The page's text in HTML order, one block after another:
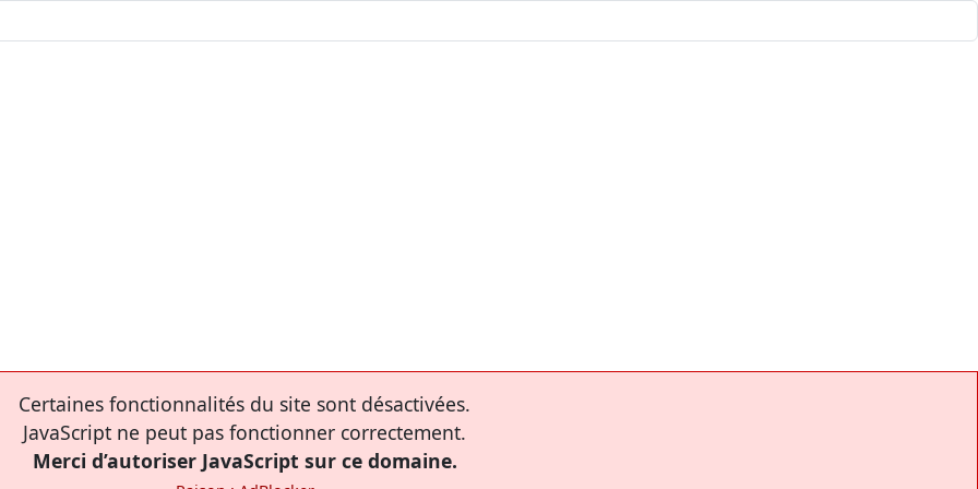
Certaines fonctionnalités du site sont désactivées.
JavaScript ne peut pas fonctionner correctement.
Merci d’autoriser JavaScript sur ce domaine.